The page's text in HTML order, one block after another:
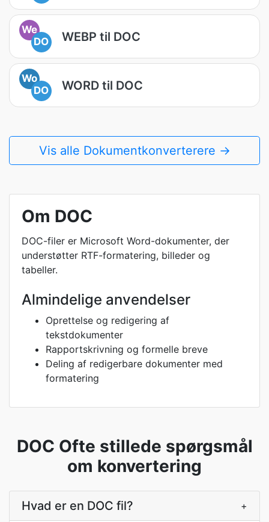
We
DO
WEBP til DOC
Wo
DO
WORD til DOC
Vis alle Dokumentkonverterere →
Om DOC
DOC-filer er Microsoft Word-dokumenter, der
understøtter RTF-formatering, billeder og
tabeller.
Almindelige anvendelser
Oprettelse og redigering af
tekstdokumenter
Rapportskrivning og formelle breve
Deling af redigerbare dokumenter med
formatering
DOC Ofte stillede spørgsmål
om konvertering
Hvad er en DOC fil? +